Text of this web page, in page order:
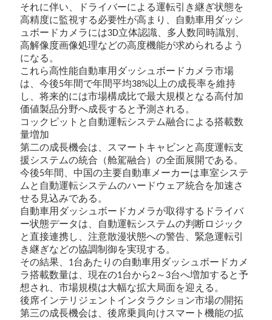
それに伴い、ドライバーによる運転引き継ぎ状態を
高精度に監視する必要性が高まり、自動車用ダッシ
ュボードカメラには3D立体認識、多人数同時識別、
高解像度画像処理などの高度機能が求められるよう
になる。
これら高性能自動車用ダッシュボードカメラ市場
は、今後5年間で年間平均38%以上の成長率を維持
し、将来的には市場構成比で最大規模となる高付加
価値製品分野へ成長すると予測される。
コックピットと自動運転システム融合による搭載数
量増加
第二の成長機会は、スマートキャビンと高度運転支
援システムの統合（舱駕融合）の全面展開である。
今後5年間、中国の主要自動車メーカーは車室システ
ムと自動運転システムのハードウェア統合を加速さ
せる見込みである。
自動車用ダッシュボードカメラが取得するドライバ
ー状態データは、自動運転システムの判断ロジック
と直接連携し、注意散漫状態への警告、緊急運転引
き継ぎなどの協調制御を実現する。
その結果、
1台あたりの自動車用ダッシュボードカメ
ラ搭載数量は、現在の1台から2～ 3台へ増加すると予
想され、市場規模は大幅な拡大局面を迎える。
後席インテリジェントインタラクション市場の開拓
第三の成長機会は、後席乗員向けスマート機能の拡